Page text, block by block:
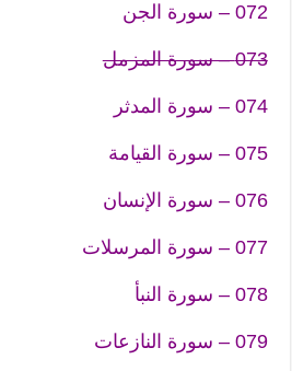
072 – سورة الجن
073 – سورة المزمل
074 – سورة المدثر
075 – سورة القيامة
076 – سورة الإنسان
077 – سورة المرسلات
078 – سورة النبأ
079 – سورة النازعات